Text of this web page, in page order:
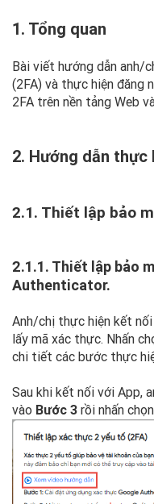
1. Tổng quan
Bài viết hướng dẫn anh/
(2FA) và thực hiện đăng
2FA trên nền tảng Web
2. Hướng dẫn thực
2.1. Thiết lập bảo
2.1.1. Thiết lập bảo
Authenticator.
Anh/chị thực hiện kết
lấy mã xác thực. Nhấn
chi tiết các bước thực
Sau khi kết nối với App,
vào Bước 3 rồi nhấn chọn